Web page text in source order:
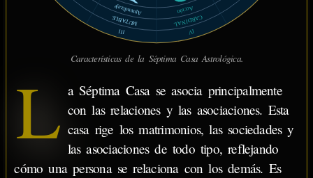
III IV
MUTABLE CARDINAL
Aprendizaje Acción
Características de la Séptima Casa Astrológica.
L a Séptima Casa se asocia principalmente
con las relaciones y las asociaciones. Esta
casa rige los matrimonios, las sociedades y
las asociaciones de todo tipo, reflejando
cómo una persona se relaciona con los demás. Es